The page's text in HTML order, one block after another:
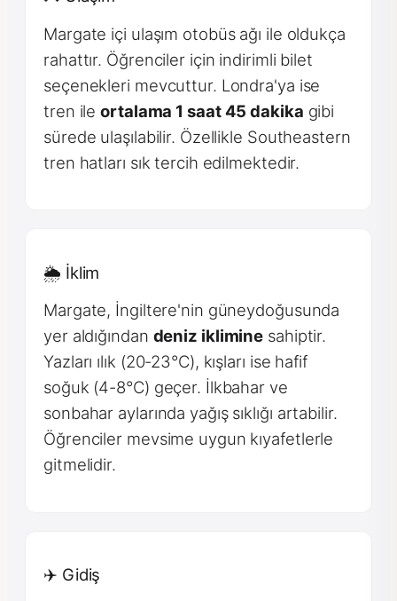
Margate içi ulaşım otobüs ağı ile oldukça
rahattır. Öğrenciler için indirimli bilet
seçenekleri mevcuttur. Londra'ya ise
tren ileortalama 1 saat 45 dakika gibi
sürede ulaşılabilir. Özellikle Southeastern
tren hatları sık tercih edilmektedir.
🌦 İklim
Margate, İngiltere'nin güneydoğusunda
yer aldığından deniz iklimine sahiptir.
Yazları ılık (20-23°C), kışları ise hafif
soğuk (4-8°C) geçer. İlkbahar ve
sonbahar aylarında yağış sıklığı artabilir.
Öğrenciler mevsime uygun kıyafetlerle
gitmelidir.
✈️ Gidiş